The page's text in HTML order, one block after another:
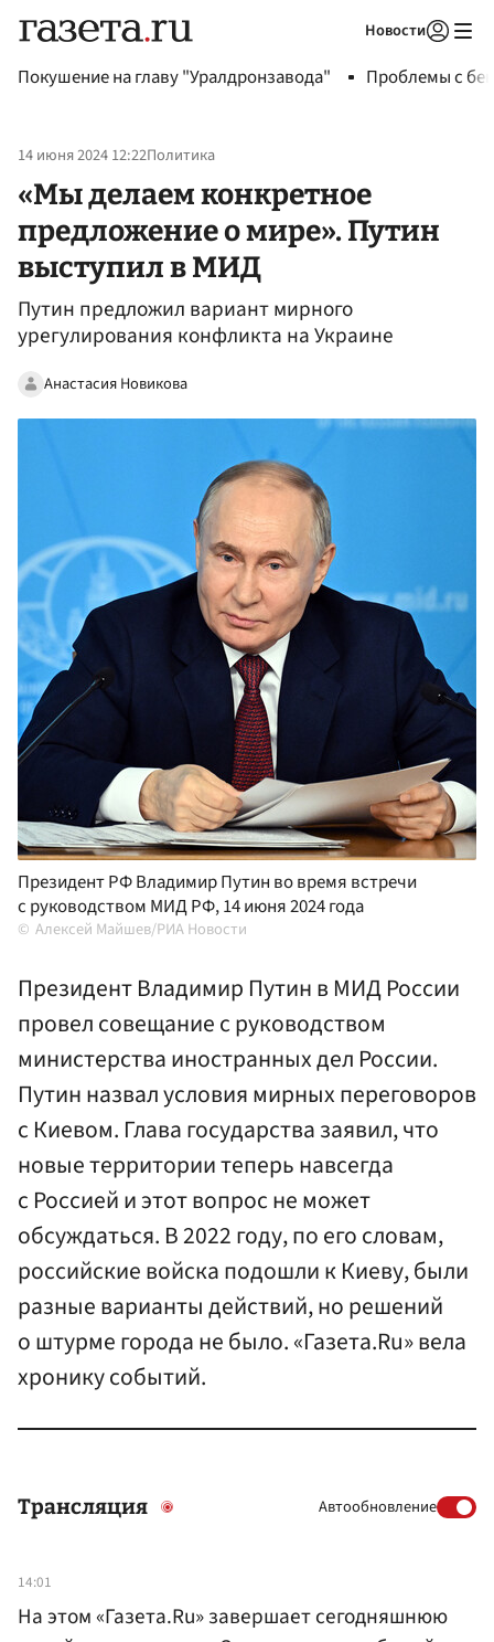
Новости
Покушение на главу "Уралдронзавода" Проблемы с
14 июня 2024 12:22Политика
«Мы делаем конкретное
предложение о мире». Путин
выступил в МИД
Путин предложил вариант мирного
урегулирования конфликта на Украине
Анастасия Новикова
Президент РФ Владимир Путин во время встречи
с руководством МИД РФ, 14 июня 2024 года
Алексей Майшев/РИА Новости
Президент Владимир Путин в МИД России
провел совещание с руководством
министерства иностранных дел России.
Путин назвал условия мирных переговоров
с Киевом. Глава государства заявил, что
новые территории теперь навсегда
с Россией и этот вопрос не может
обсуждаться. В 2022 году, по его словам,
российские войска подошли к Киеву, были
разные варианты действий, но решений
о штурме города не было. «Газета.Ru» вела
хронику событий.
Трансляция Автообновление
14:01
На этом «Газета.Ru» завершает сегодняшнюю